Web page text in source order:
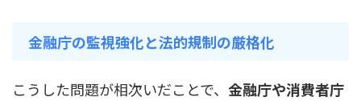
金融庁の監視強化と法的規制の厳格化
こうした問題が相次いだことで、 金融庁や消費者庁